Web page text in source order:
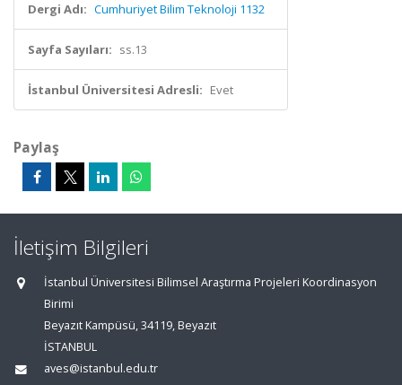
Dergi Adı: Cumhuriyet Bilim Teknoloji 1132
Sayfa Sayıları: ss.13
İstanbul Üniversitesi Adresli: Evet
Paylaş
İletişim Bilgileri
İstanbul Üniversitesi Bilimsel Araştırma Projeleri Koordinasyon
Birimi
Beyazıt Kampüsü, 34119, Beyazıt
İSTANBUL
aves@istanbul.edu.tr